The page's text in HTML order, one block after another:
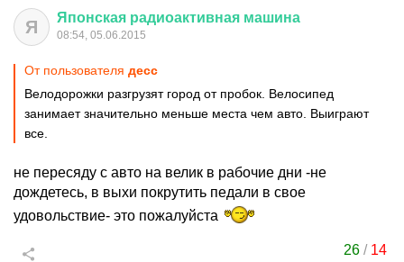
Я Японская радиоактивная машина
08:54, 05.06.2015
От пользователя десс
Велодорожки разгрузят город от пробок. Велосипед
занимает значительно меньше места чем авто. Выиграют
все.
не пересяду с авто на велик в рабочие дни -не
дождетесь, в выхи покрутить педали в свое
удовольствие- это пожалуйста
26/ 14